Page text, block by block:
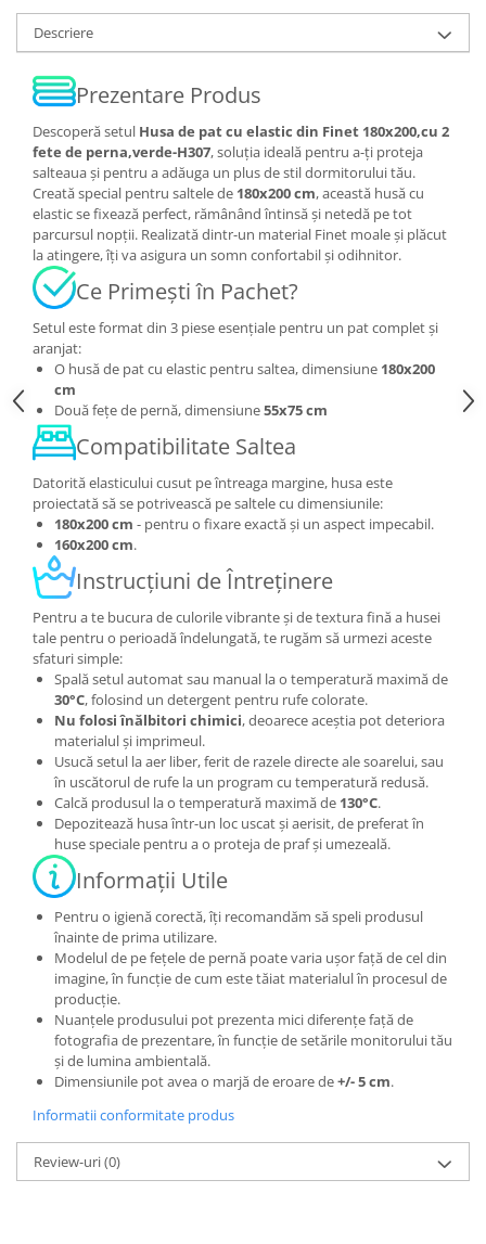
Descriere
Prezentare Produs
Descoperă setul Husa de pat cu elastic din Finet 180x200,cu 2
fete de perna,verde-H307, soluția ideală pentru a-ți proteja
salteaua și pentru a adăuga un plus de stil dormitorului tău.
Creată special pentru saltele de 180x200 cm, această husă cu
elastic se fixează perfect, rămânând întinsă și netedă pe tot
parcursul nopții. Realizată dintr-un material Finet moale și plăcut
la atingere, îți va asigura un somn confortabil și odihnitor.
Ce Primești în Pachet?
Setul este format din 3 piese esențiale pentru un pat complet și
aranjat:
O husă de pat cu elastic pentru saltea, dimensiune 180x200
cm
Două fețe de pernă, dimensiune55x75 cm
Compatibilitate Saltea
Datorită elasticului cusut pe întreaga margine, husa este
proiectată să se potrivească pe saltele cu dimensiunile:
180x200 cm - pentru o fixare exactă și un aspect impecabil.
160x200 cm.
Instrucțiuni de Întreținere
Pentru a te bucura de culorile vibrante și de textura fină a husei
tale pentru o perioadă îndelungată, te rugăm să urmezi aceste
sfaturi simple:
Spală setul automat sau manual la o temperatură maximă de
30°C, folosind un detergent pentru rufe colorate.
Nu folosi înălbitori chimici, deoarece aceștia pot deteriora
materialul și imprimeul.
Usucă setul la aer liber, ferit de razele directe ale soarelui, sau
în uscătorul de rufe la un program cu temperatură redusă.
Calcă produsul la o temperatură maximă de 130°C.
Depozitează husa într-un loc uscat și aerisit, de preferat în
huse speciale pentru a o proteja de praf și umezeală.
Informații Utile
Pentru o igienă corectă, îți recomandăm să speli produsul
înainte de prima utilizare.
Modelul de pe fețele de pernă poate varia ușor față de cel din
imagine, în funcție de cum este tăiat materialul în procesul de
producție.
Nuanțele produsului pot prezenta mici diferențe față de
fotografia de prezentare, în funcție de setările monitorului tău
și de lumina ambientală.
Dimensiunile pot avea o marjă de eroare de+/- 5 cm.
Informatii conformitate produs
Review-uri(0)